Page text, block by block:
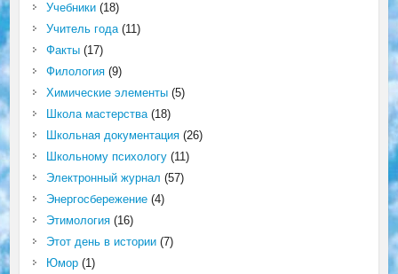
Учебники(18)
Учитель года(11)
Факты(17)
Филология(9)
Химические элементы(5)
Школа мастерства(18)
Школьная документация(26)
Школьному психологу(11)
Электронный журнал (57)
Энергосбережение(4)
Этимология(16)
Этот день в истории(7)
Юмор(1)